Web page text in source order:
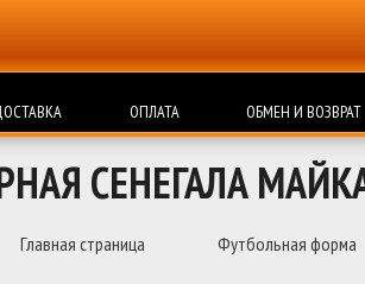
ОПЛАТА ОБМЕН И ВОЗВРАТ
СЕНЕГАЛА
Главная страница Футбольная форма